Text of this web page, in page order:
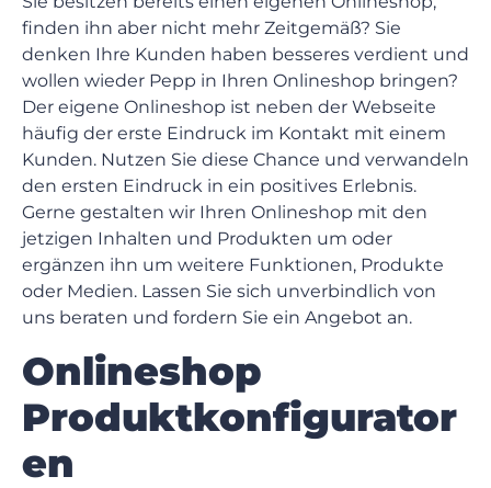
finden ihn aber nicht mehr Zeitgemäß? Sie
denken Ihre Kunden haben besseres verdient und
wollen wieder Pepp in Ihren Onlineshop bringen?
Der eigene Onlineshop ist neben der Webseite
häufig der erste Eindruck im Kontakt mit einem
Kunden. Nutzen Sie diese Chance und verwandeln
den ersten Eindruck in ein positives Erlebnis.
Gerne gestalten wir Ihren Onlineshop mit den
jetzigen Inhalten und Produkten um oder
ergänzen ihn um weitere Funktionen, Produkte
oder Medien. Lassen Sie sich unverbindlich von
uns beraten und fordern Sie ein Angebot an.
Onlineshop
Produktkonfigurator
en